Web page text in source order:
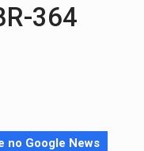
364
no Google News